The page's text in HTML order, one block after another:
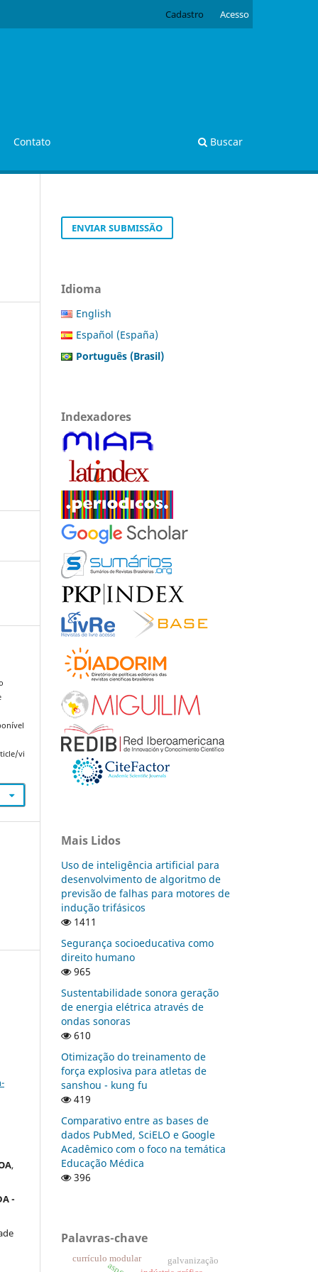
Contato Buscar
Cadastro Acesso
vi
,
-
ENVIAR SUBMISSÃO
Idioma
English
Español (España)
Português (Brasil)
Indexadores
Mais Lidos
Uso de inteligência artificial para
desenvolvimento de algoritmo de
previsão de falhas para motores de
indução trifásicos
1411
Segurança socioeducativa como
direito humano
965
Sustentabilidade sonora geração
de energia elétrica através de
ondas sonoras
610
Otimização do treinamento de
força explosiva para atletas de
sanshou - kung fu
419
Comparativo entre as bases de
dados PubMed, SciELO e Google
Acadêmico com o foco na temática
Educação Médica
396
Palavras-chave
currículo modular galvanização